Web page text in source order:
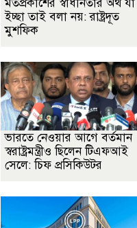
মতপ্রকাশের স্বাধীনতার অর্থ যা
ইচ্ছা তাই বলা নয়: রাষ্ট্রদূত
মুশফিক
ভারতে নেওয়ার আগে বর্তমান
স্বরাষ্ট্রমন্ত্রীও ছিলেন টিএফআই
সেলে: চিফ প্রসিকিউটর